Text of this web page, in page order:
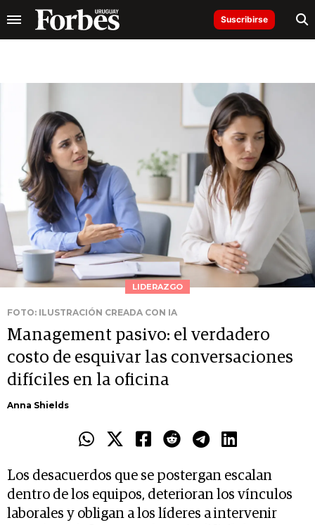
Suscribirse
LIDERAZGO
FOTO: ILUSTRACIÓN CREADA CON IA
Management pasivo: el verdadero
costo de esquivar las conversaciones
difíciles en la oficina
Anna Shields
Los desacuerdos que se postergan escalan
dentro de los equipos, deterioran los vínculos
laborales y obligan a los líderes a intervenir